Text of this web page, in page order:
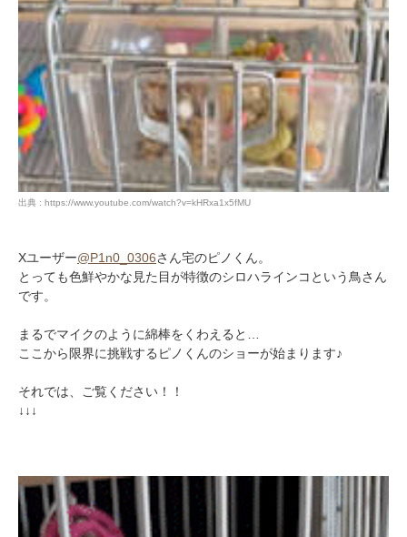
出典 : https://www.youtube.com/watch?v=kHRxa1x5fMU
Xユーザー@P1n0_0306さん宅のピノくん。
とっても色鮮やかな見た目が特徴のシロハラインコという鳥さん
です。
まるでマイクのように綿棒をくわえると…
ここから限界に挑戦するピノくんのショーが始まります♪
それでは、ご覧ください！！
↓↓↓